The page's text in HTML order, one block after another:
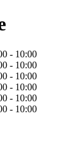
- 10:00
- 10:00
- 10:00
- 10:00
- 10:00
- 10:00